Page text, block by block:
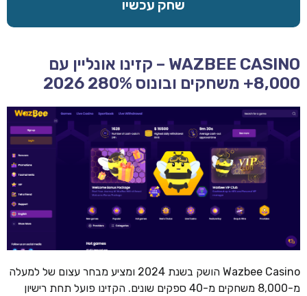
שחק עכשיו
WAZBEE CASINO – קזינו אונליין עם
8,000+ משחקים ובונוס 280% 2026
Wazbee Casino הושק בשנת 2024 ומציע מבחר עצום של למעלה
מ-8,000 משחקים מ-40 ספקים שונים. הקזינו פועל תחת רישיון